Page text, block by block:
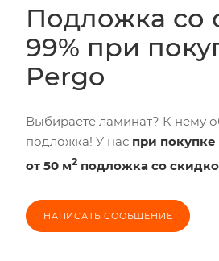
Подложка со
99% при
Pergo
Выбираете ламинат? К нему
подложка! У нас при
от 50 м2 подложка со
НАПИСАТЬ СООБЩЕНИЕ